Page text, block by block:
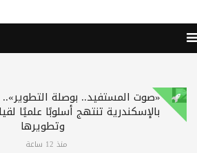
«صوت المستفيد.. بوصلة التطوير»..
بالإسكندرية تنتهج أسلوبًا علميًا
وتطويرها
منذ 12 ساعة